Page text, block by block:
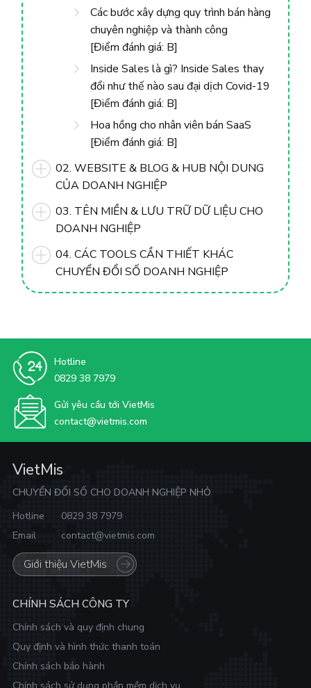
Các bước xây dựng quy trình bán hàng
chuyên nghiệp và thành công
[Điểm đánh giá: B]
Inside Sales là gì? Inside Sales thay
đổi như thế nào sau đại dịch Covid-19
[Điểm đánh giá: B]
Hoa hồng cho nhân viên bán SaaS
[Điểm đánh giá: B]
02. WEBSITE & BLOG & HUB NỘI DUNG
CỦA DOANH NGHIỆP
03. TÊN MIỀN & LƯU TRỮ DỮ LIỆU CHO
DOANH NGHIỆP
04. CÁC TOOLS CẦN THIẾT KHÁC
CHUYỂN ĐỔI SỐ DOANH NGHIỆP
Hotline
0829 38 7979
Gửi yêu cầu tới VietMis
contact@vietmis.com
VietMis
CHUYỂN ĐỔI SỐ CHO DOANH NGHIỆP NHỎ
Hotline
0829 38 7979
Email
contact@vietmis.com
Giới thiệu VietMis
CHÍNH SÁCH CÔNG TY
Chính sách và quy định chung
Quy định và hình thức thanh toán
Chính sách bảo hành